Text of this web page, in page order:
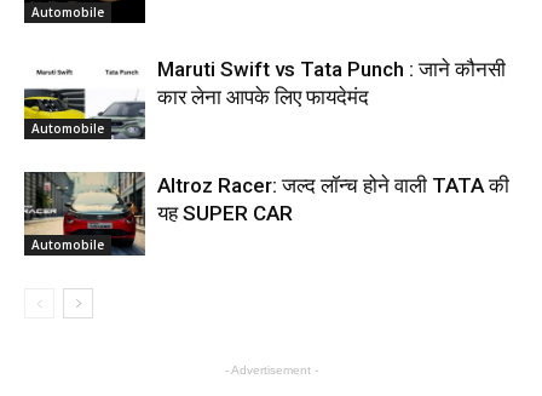
Automobile
Automobile
Maruti Swift vs Tata Punch : जाने कौनसी
कार लेना आपके लिए फायदेमंद
Automobile
Altroz Racer: जल्द लॉन्च होने वाली TATA की
यह SUPER CAR
- Advertisement -